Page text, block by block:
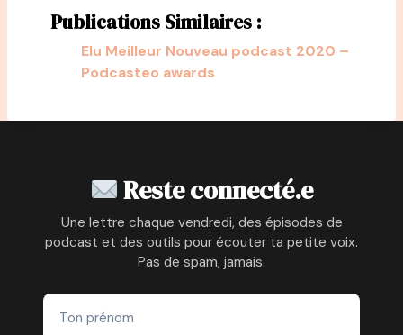
Publications Similaires :
Elu Meilleur Nouveau podcast 2020 –
Podcasteo awards
Reste connecté.e
Une lettre chaque vendredi, des épisodes de
podcast et des outils pour écouter ta petite voix.
Pas de spam, jamais.